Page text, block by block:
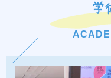
学